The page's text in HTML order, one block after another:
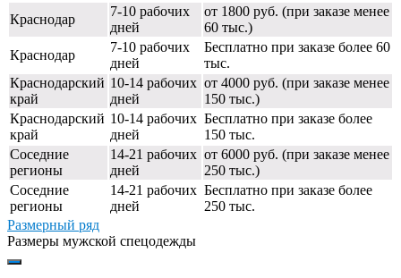
Краснодар
7-10 рабочих
дней
от 1800 руб. (при заказе менее
60 тыс.)
Краснодар
7-10 рабочих
дней
Бесплатно при заказе более 60
тыс.
Краснодарский
край
10-14 рабочих
дней
от 4000 руб. (при заказе менее
150 тыс.)
Краснодарский
край
10-14 рабочих
дней
Бесплатно при заказе более
150 тыс.
Соседние
регионы
14-21 рабочих
дней
от 6000 руб. (при заказе менее
250 тыс.)
Соседние
регионы
14-21 рабочих
дней
Бесплатно при заказе более
250 тыс.
Размерный ряд
Размеры мужской спецодежды